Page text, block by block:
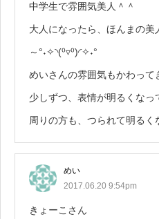
中学生で雰囲気美人＾＾
大人になったら、ほんまの美
～°˖✧◝(⁰▿⁰)◜✧˖°
めいさんの雰囲気もかわって
少しずつ、表情が明るくなっ
周りの方も、つられて明るく
めい
2017.06.20 9:54pm
きょーこさん